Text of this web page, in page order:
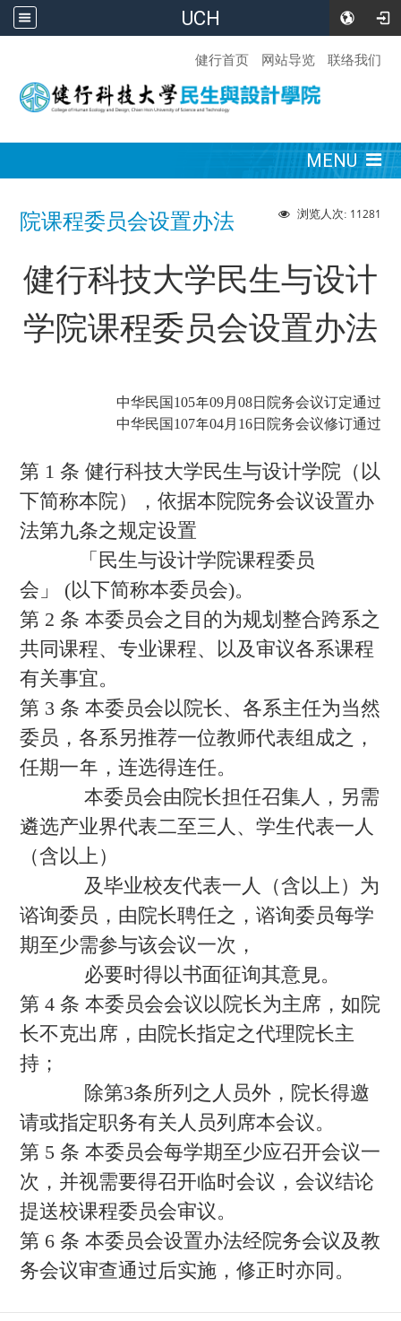
UCH
健行首页 网站导览 联络我们
MENU
浏览人次: 11281
院课程委员会设置办法
健行科技大学民生与设计
学院课程委员会设置办法
中华民国105年09月08日院务会议订定通过
中华民国107年04月16日院务会议修订通过
第 1 条 健行科技大学民生与设计学院（以
下简称本院），依据本院院务会议设置办
法第九条之规定设置
「民生与设计学院课程委员
会」 (以下简称本委员会)。
第 2 条 本委员会之目的为规划整合跨系之
共同课程、专业课程、以及审议各系课程
有关事宜。
第 3 条 本委员会以院长、各系主任为当然
委员，各系另推荐一位教师代表组成之，
任期一年，连选得连任。
本委员会由院长担任召集人，另需
遴选产业界代表二至三人、学生代表一人
（含以上）
及毕业校友代表一人（含以上）为
谘询委员，由院长聘任之，谘询委员每学
期至少需参与该会议一次，
必要时得以书面征询其意見。
第 4 条 本委员会会议以院长为主席，如院
长不克出席，由院长指定之代理院长主
持；
除第3条所列之人员外，院长得邀
请或指定职务有关人员列席本会议。
第 5 条 本委员会每学期至少应召开会议一
次，并视需要得召开临时会议，会议结论
提送校课程委员会审议。
第 6 条 本委员会设置办法经院务会议及教
务会议审查通过后实施，修正时亦同。